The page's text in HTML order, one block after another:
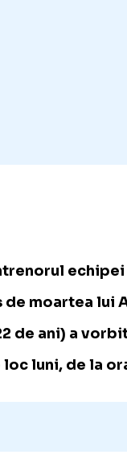
moartea lui
de ani) a
luni, de la